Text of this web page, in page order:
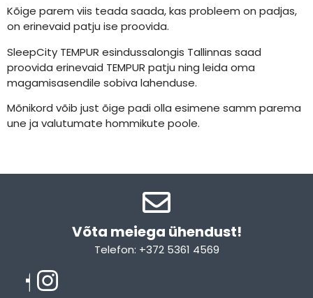
Kõige parem viis teada saada, kas probleem on padjas,
on erinevaid patju ise proovida.
SleepCity TEMPUR esindussalongis Tallinnas saad
proovida erinevaid TEMPUR patju ning leida oma
magamisasendile sobiva lahenduse.
Mõnikord võib just õige padi olla esimene samm parema
une ja valutumate hommikute poole.
Võta meiega ühendust!​
Telefon: +372 5361 4569